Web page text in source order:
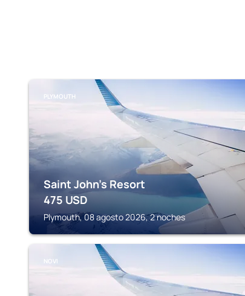
PLYMOUTH
Saint John's Resort
475 USD
Plymouth, 08 agosto 2026, 2 noches
NOVI